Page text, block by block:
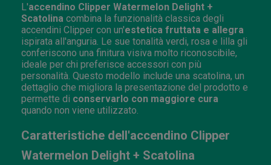
L'accendino Clipper Watermelon Delight +
Scatolina combina la funzionalità classica degli
accendini Clipper con un'estetica fruttata e allegra
ispirata all'anguria. Le sue tonalità verdi, rosa e lilla gli
conferiscono una finitura visiva molto riconoscibile,
ideale per chi preferisce accessori con più
personalità. Questo modello include una scatolina, un
dettaglio che migliora la presentazione del prodotto e
permette di conservarlo con maggiore cura
quando non viene utilizzato.
Caratteristiche dell'accendino Clipper
Watermelon Delight + Scatolina